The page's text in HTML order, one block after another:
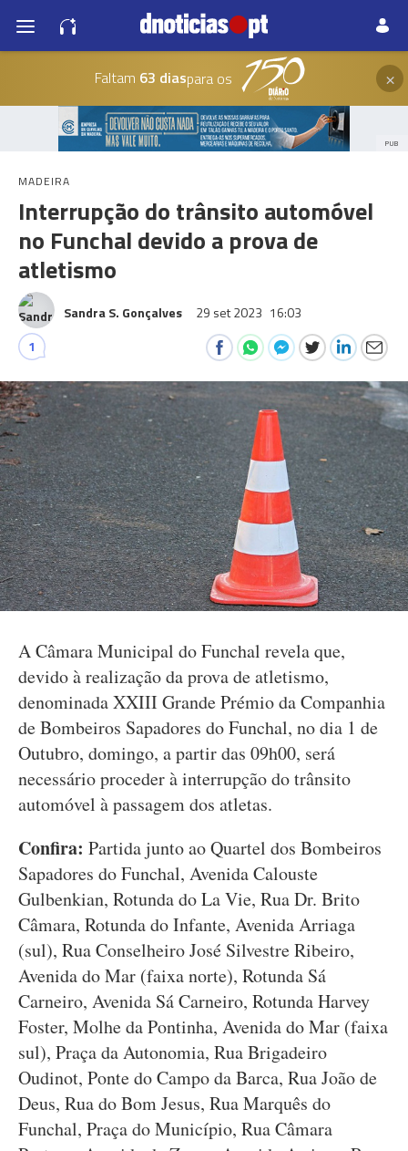
Faltam 63 diaspara os ×
PUB
MADEIRA
Interrupção do trânsito automóvel
no Funchal devido a prova de
atletismo
Sandra S. Gonçalves 29 set 2023 16:03
1
A Câmara Municipal do Funchal revela que,
devido à realização da prova de atletismo,
denominada XXIII Grande Prémio da Companhia
de Bombeiros Sapadores do Funchal, no dia 1 de
Outubro, domingo, a partir das 09h00, será
necessário proceder à interrupção do trânsito
automóvel à passagem dos atletas.
Confira: Partida junto ao Quartel dos Bombeiros
Sapadores do Funchal, Avenida Calouste
Gulbenkian, Rotunda do La Vie, Rua Dr. Brito
Câmara, Rotunda do Infante, Avenida Arriaga
(sul), Rua Conselheiro José Silvestre Ribeiro,
Avenida do Mar (faixa norte), Rotunda Sá
Carneiro, Avenida Sá Carneiro, Rotunda Harvey
Foster, Molhe da Pontinha, Avenida do Mar (faixa
sul), Praça da Autonomia, Rua Brigadeiro
Oudinot, Ponte do Campo da Barca, Rua João de
Deus, Rua do Bom Jesus, Rua Marquês do
Funchal, Praça do Município, Rua Câmara